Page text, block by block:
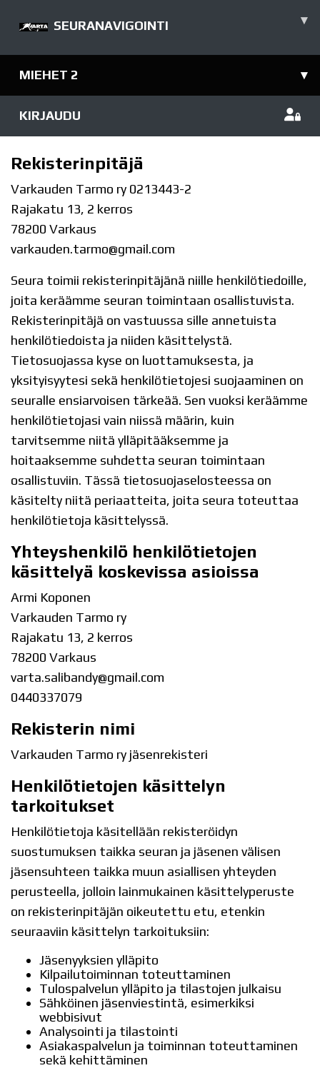
SEURANAVIGOINTI ▾
MIEHET 2 ▾
KIRJAUDU
Rekisterinpitäjä
Varkauden Tarmo ry 0213443-2
Rajakatu 13, 2 kerros
78200 Varkaus
varkauden.tarmo@gmail.com
Seura toimii rekisterinpitäjänä niille henkilötiedoille,
joita keräämme seuran toimintaan osallistuvista.
Rekisterinpitäjä on vastuussa sille annetuista
henkilötiedoista ja niiden käsittelystä.
Tietosuojassa kyse on luottamuksesta, ja
yksityisyytesi sekä henkilötietojesi suojaaminen on
seuralle ensiarvoisen tärkeää. Sen vuoksi keräämme
henkilötietojasi vain niissä määrin, kuin
tarvitsemme niitä ylläpitääksemme ja
hoitaaksemme suhdetta seuran toimintaan
osallistuviin. Tässä tietosuojaselosteessa on
käsitelty niitä periaatteita, joita seura toteuttaa
henkilötietoja käsittelyssä.
Yhteyshenkilö henkilötietojen
käsittelyä koskevissa asioissa
Armi Koponen
Varkauden Tarmo ry
Rajakatu 13, 2 kerros
78200 Varkaus
varta.salibandy@gmail.com
0440337079
Rekisterin nimi
Varkauden Tarmo ry jäsenrekisteri
Henkilötietojen käsittelyn
tarkoitukset
Henkilötietoja käsitellään rekisteröidyn
suostumuksen taikka seuran ja jäsenen välisen
jäsensuhteen taikka muun asiallisen yhteyden
perusteella, jolloin lainmukainen käsittelyperuste
on rekisterinpitäjän oikeutettu etu, etenkin
seuraaviin käsittelyn tarkoituksiin:
Jäsenyyksien ylläpito
Kilpailutoiminnan toteuttaminen
Tulospalvelun ylläpito ja tilastojen julkaisu
Sähköinen jäsenviestintä, esimerkiksi
webbisivut
Analysointi ja tilastointi
Asiakaspalvelun ja toiminnan toteuttaminen
sekä kehittäminen